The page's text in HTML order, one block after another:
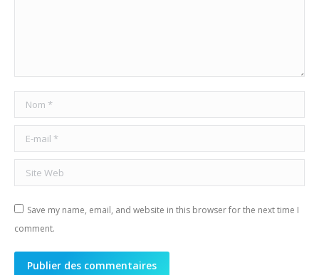
Nom *
E-mail *
Site Web
Save my name, email, and website in this browser for the next time I
comment.
Publier des commentaires